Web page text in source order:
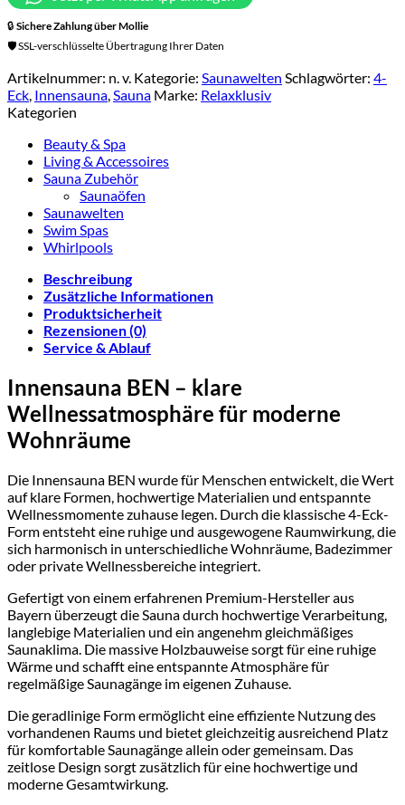
🔒 Sichere Zahlung überMollie
🛡️ SSL-verschlüsselte Übertragung Ihrer Daten
Artikelnummer: n. v. Kategorie: Saunawelten Schlagwörter: 4-
Eck, Innensauna,Sauna Marke: Relaxklusiv
Kategorien
Beauty & Spa
Living & Accessoires
Sauna Zubehör
Saunaöfen
Saunawelten
Swim Spas
Whirlpools
Beschreibung
Zusätzliche Informationen
Produktsicherheit
Rezensionen (0)
Service & Ablauf
Innensauna BEN – klare
Wellnessatmosphäre für moderne
Wohnräume
Die Innensauna BEN wurde für Menschen entwickelt, die Wert
auf klare Formen, hochwertige Materialien und entspannte
Wellnessmomente zuhause legen. Durch die klassische 4-Eck-
Form entsteht eine ruhige und ausgewogene Raumwirkung, die
sich harmonisch in unterschiedliche Wohnräume, Badezimmer
oder private Wellnessbereiche integriert.
Gefertigt von einem erfahrenen Premium-Hersteller aus
Bayern überzeugt die Sauna durch hochwertige Verarbeitung,
langlebige Materialien und ein angenehm gleichmäßiges
Saunaklima. Die massive Holzbauweise sorgt für eine ruhige
Wärme und schafft eine entspannte Atmosphäre für
regelmäßige Saunagänge im eigenen Zuhause.
Die geradlinige Form ermöglicht eine effiziente Nutzung des
vorhandenen Raums und bietet gleichzeitig ausreichend Platz
für komfortable Saunagänge allein oder gemeinsam. Das
zeitlose Design sorgt zusätzlich für eine hochwertige und
moderne Gesamtwirkung.